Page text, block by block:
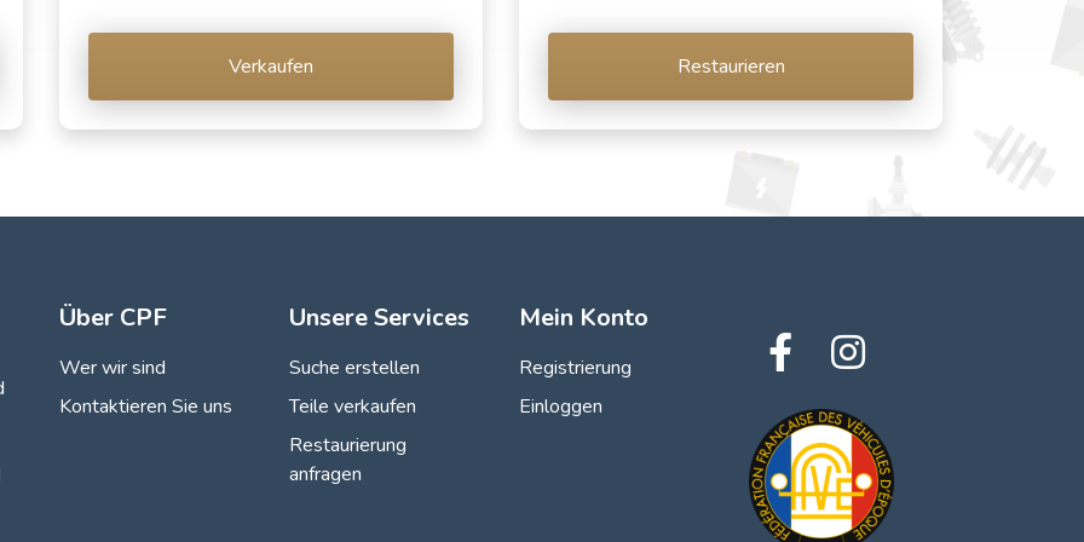
Verkaufen Restaurieren
Über CPF
Wer wir sind
Kontaktieren Sie uns
Unsere Services
Suche erstellen
Teile verkaufen
Restaurierung
anfragen
Mein Konto
Registrierung
Einloggen